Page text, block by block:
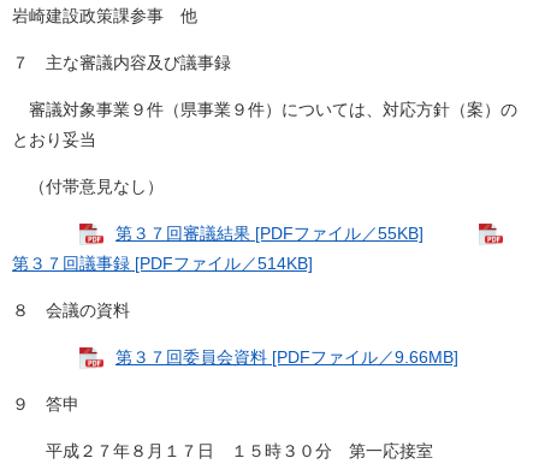
岩崎建設政策課参事 他
７ 主な審議内容及び議事録
審議対象事業９件（県事業９件）については、対応方針（案）の
とおり妥当
（付帯意見なし）
第３７回審議結果 [PDFファイル／55KB]
第３７回議事録 [PDFファイル／514KB]
８ 会議の資料
第３７回委員会資料 [PDFファイル／9.66MB]
９ 答申
平成２７年８月１７日 １５時３０分 第一応接室